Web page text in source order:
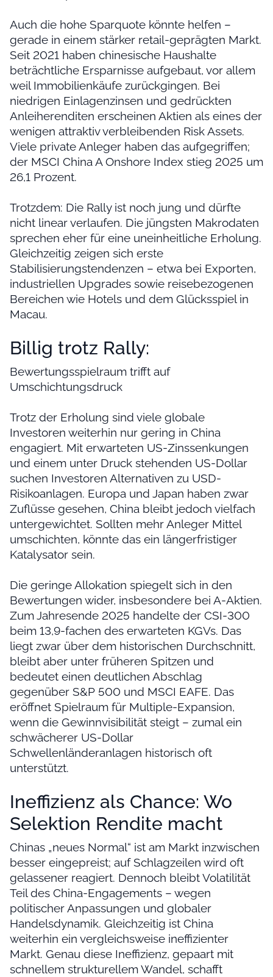
Auch die hohe Sparquote könnte helfen –
gerade in einem stärker retail-geprägten Markt.
Seit 2021 haben chinesische Haushalte
beträchtliche Ersparnisse aufgebaut, vor allem
weil Immobilienkäufe zurückgingen. Bei
niedrigen Einlagenzinsen und gedrückten
Anleiherenditen erscheinen Aktien als eines der
wenigen attraktiv verbleibenden Risk Assets.
Viele private Anleger haben das aufgegriffen;
der MSCI China A Onshore Index stieg 2025 um
26,1 Prozent.
Trotzdem: Die Rally ist noch jung und dürfte
nicht linear verlaufen. Die jüngsten Makrodaten
sprechen eher für eine uneinheitliche Erholung.
Gleichzeitig zeigen sich erste
Stabilisierungstendenzen – etwa bei Exporten,
industriellen Upgrades sowie reisebezogenen
Bereichen wie Hotels und dem Glücksspiel in
Macau.
Billig trotz Rally:
Bewertungsspielraum trifft auf
Umschichtungsdruck
Trotz der Erholung sind viele globale
Investoren weiterhin nur gering in China
engagiert. Mit erwarteten US-Zinssenkungen
und einem unter Druck stehenden US-Dollar
suchen Investoren Alternativen zu USD-
Risikoanlagen. Europa und Japan haben zwar
Zuflüsse gesehen, China bleibt jedoch vielfach
untergewichtet. Sollten mehr Anleger Mittel
umschichten, könnte das ein längerfristiger
Katalysator sein.
Die geringe Allokation spiegelt sich in den
Bewertungen wider, insbesondere bei A-Aktien.
Zum Jahresende 2025 handelte der CSI-300
beim 13,9-fachen des erwarteten KGVs. Das
liegt zwar über dem historischen Durchschnitt,
bleibt aber unter früheren Spitzen und
bedeutet einen deutlichen Abschlag
gegenüber S&P 500 und MSCI EAFE. Das
eröffnet Spielraum für Multiple-Expansion,
wenn die Gewinnvisibilität steigt – zumal ein
schwächerer US-Dollar
Schwellenländeranlagen historisch oft
unterstützt.
Ineffizienz als Chance: Wo
Selektion Rendite macht
Chinas „neues Normal“ ist am Markt inzwischen
besser eingepreist; auf Schlagzeilen wird oft
gelassener reagiert. Dennoch bleibt Volatilität
Teil des China-Engagements – wegen
politischer Anpassungen und globaler
Handelsdynamik. Gleichzeitig ist China
weiterhin ein vergleichsweise ineffizienter
Markt. Genau diese Ineffizienz, gepaart mit
schnellem strukturellem Wandel, schafft